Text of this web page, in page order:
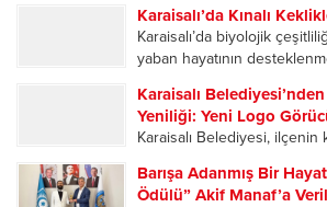
karne dağıtım törenine
sevincine ortak oldu.
Hüseyin...
Köprüsü mevkisinde
Serinlemek amacıyla suya
Ömer Talip Alptekin, bir
Karaisalı’da Kınalı
Karaisalı’da biyolojik
yaban hayatının
kapsamında yüzlerce
alanlarına bırakıldı. Adana
Parklar Müdürlüğü
Karaisalı
Yeniliği: Yeni Logo
​Karaisalı Belediyesi,
paylaştı! ​Yenilenen
renkli ve yoğun figürlerin
Barışa Adanmış Bir
Ödülü” Akif Manaf’a